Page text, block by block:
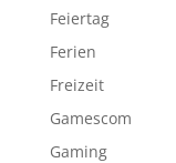
Feiertag
Ferien
Freizeit
Gamescom
Gaming